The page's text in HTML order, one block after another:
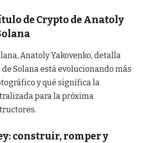
de Crypto de Anatoly
Anatoly Yakovenko, detalla
Solana está evolucionando más
y qué significa la
para la próxima
construir, romper y